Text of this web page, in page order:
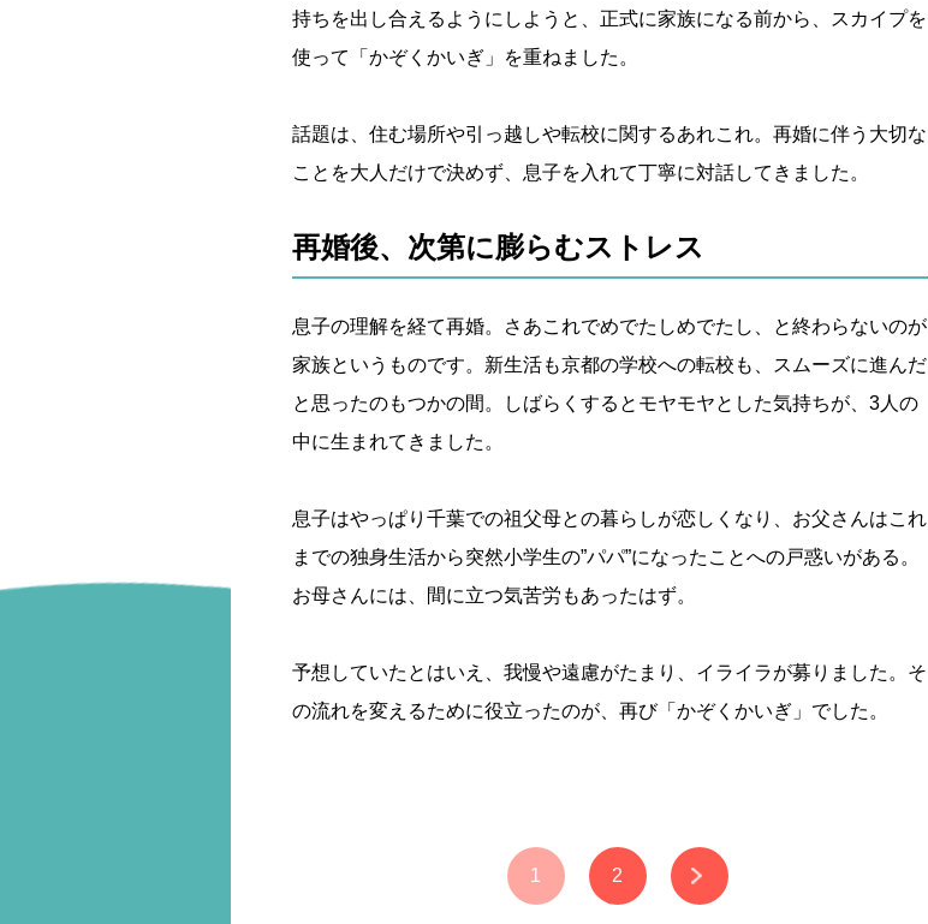
持ちを出し合えるようにしようと、正式に家族になる前から、スカイプを
使って「かぞくかいぎ」を重ねました。
話題は、住む場所や引っ越しや転校に関するあれこれ。再婚に伴う大切な
ことを大人だけで決めず、息子を入れて丁寧に対話してきました。
再婚後、次第に膨らむストレス
息子の理解を経て再婚。さあこれでめでたしめでたし、と終わらないのが
家族というものです。新生活も京都の学校への転校も、スムーズに進んだ
と思ったのもつかの間。しばらくするとモヤモヤとした気持ちが、3人の
中に生まれてきました。
息子はやっぱり千葉での祖父母との暮らしが恋しくなり、お父さんはこれ
までの独身生活から突然小学生の”パパ”になったことへの戸惑いがある。
お母さんには、間に立つ気苦労もあったはず。
予想していたとはいえ、我慢や遠慮がたまり、イライラが募りました。そ
の流れを変えるために役立ったのが、再び「かぞくかいぎ」でした。
1 2